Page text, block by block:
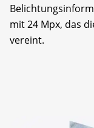
mit 24 Mpx, das
vereint.